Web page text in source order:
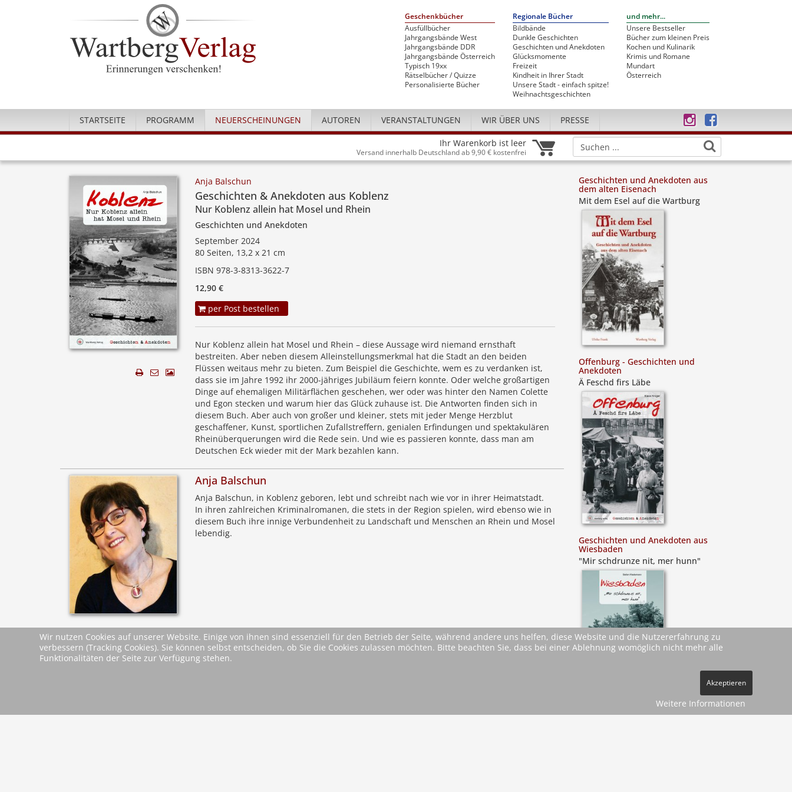
Geschenkbücher
Ausfüllbücher
Jahrgangsbände West
Jahrgangsbände DDR
Jahrgangsbände Österreich
Typisch 19xx
Rätselbücher / Quizze
Personalisierte Bücher
Regionale Bücher
Bildbände
Dunkle Geschichten
Geschichten und Anekdoten
Glücksmomente
Freizeit
Kindheit in Ihrer Stadt
Unsere Stadt - einfach spitze!
Weihnachtsgeschichten
und mehr...
Unsere Bestseller
Bücher zum kleinen Preis
Kochen und Kulinarik
Krimis und Romane
Mundart
Österreich
STARTSEITE PROGRAMM NEUERSCHEINUNGEN AUTOREN VERANSTALTUNGEN WIR ÜBER UNS PRESSE
Ihr Warenkorb ist leer
Versand innerhalb Deutschland ab 9,90 € kostenfrei
Anja Balschun
Geschichten & Anekdoten aus Koblenz
Nur Koblenz allein hat Mosel und Rhein
Geschichten und Anekdoten
September 2024
80 Seiten, 13,2 x 21 cm
ISBN 978-3-8313-3622-7
12,90 €
per Post bestellen
Nur Koblenz allein hat Mosel und Rhein – diese Aussage wird niemand ernsthaft
bestreiten. Aber neben diesem Alleinstellungsmerkmal hat die Stadt an den beiden
Flüssen weitaus mehr zu bieten. Zum Beispiel die Geschichte, wem es zu verdanken ist,
dass sie im Jahre 1992 ihr 2000-jähriges Jubiläum feiern konnte. Oder welche großartigen
Dinge auf ehemaligen Militärflächen geschehen, wer oder was hinter den Namen Colette
und Egon stecken und warum hier das Glück zuhause ist. Die Antworten finden sich in
diesem Buch. Aber auch von großer und kleiner, stets mit jeder Menge Herzblut
geschaffener, Kunst, sportlichen Zufallstreffern, genialen Erfindungen und spektakulären
Rheinüberquerungen wird die Rede sein. Und wie es passieren konnte, dass man am
Deutschen Eck wieder mit der Mark bezahlen kann.
Anja Balschun
Anja Balschun, in Koblenz geboren, lebt und schreibt nach wie vor in ihrer Heimatstadt.
In ihren zahlreichen Kriminalromanen, die stets in der Region spielen, wird ebenso wie in
diesem Buch ihre innige Verbundenheit zu Landschaft und Menschen an Rhein und Mosel
lebendig.
Leseproben &
Dokumente
Presseinformation
Leseprobe
Geschichten und Anekdoten aus
dem alten Eisenach
Mit dem Esel auf die Wartburg
Offenburg - Geschichten und
Anekdoten
Ä Feschd firs Läbe
Geschichten und Anekdoten aus
Wiesbaden
"Mir schdrunze nit, mer hunn"
Wir nutzen Cookies auf unserer Website. Einige von ihnen sind essenziell für den Betrieb der Seite, während andere uns helfen, diese Website und die Nutzererfahrung zu
verbessern (Tracking Cookies). Sie können selbst entscheiden, ob Sie die Cookies zulassen möchten. Bitte beachten Sie, dass bei einer Ablehnung womöglich nicht mehr alle
Funktionalitäten der Seite zur Verfügung stehen.
Akzeptieren
Weitere Informationen